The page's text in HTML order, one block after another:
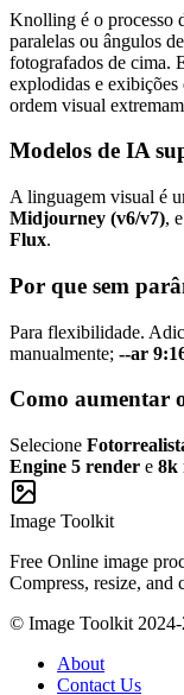
Knolling é o processo
paralelas ou ângulos
fotografados de cima.
explodidas e exibições
ordem visual
Modelos de IA
A linguagem visual é
Midjourney (v6/v7),
Flux.
Por que sem
Para flexibilidade.
manualmente; --ar
Como aumentar
Selecione
Engine 5 render e 8k
Image Toolkit
Free Online image
Compress, resize,
© Image Toolkit
About
Contact Us